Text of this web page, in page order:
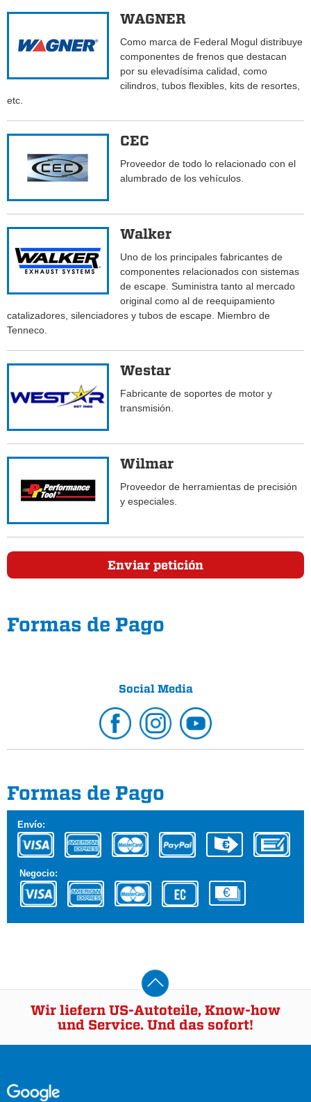
WAGNER
Como marca de Federal Mogul distribuye
componentes de frenos que destacan
por su elevadísima calidad, como
cilindros, tubos flexibles, kits de resortes,
etc.
CEC
Proveedor de todo lo relacionado con el
alumbrado de los vehículos.
Walker
Uno de los principales fabricantes de
componentes relacionados con sistemas
de escape. Suministra tanto al mercado
original como al de reequipamiento
catalizadores, silenciadores y tubos de escape. Miembro de
Tenneco.
Westar
Fabricante de soportes de motor y
transmisión.
Wilmar
Proveedor de herramientas de precisión
y especiales.
Enviar petición
Formas de Pago
Social Media
Formas de Pago
Envío:
Negocio:
Wir liefern US-Autoteile, Know-how
und Service. Und das sofort!